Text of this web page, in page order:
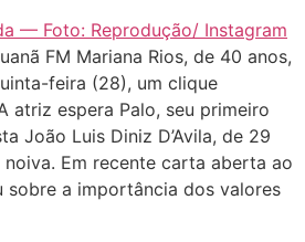
FM Mariana Rios, de 40 anos,
feira (28), um clique
atriz espera Palo, seu primeiro
João Luis Diniz D’Avila, de 29
Em recente carta aberta ao
sobre a importância dos valores